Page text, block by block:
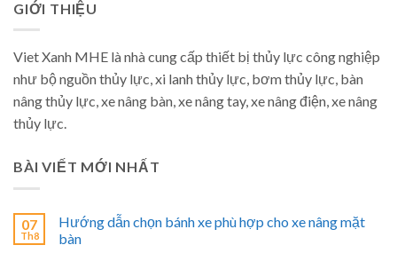
GIỚI THIỆU
Viet Xanh MHE là nhà cung cấp thiết bị thủy lực công nghiệp
như bộ nguồn thủy lực, xi lanh thủy lực, bơm thủy lực, bàn
nâng thủy lực, xe nâng bàn, xe nâng tay, xe nâng điện, xe nâng
thủy lực.
BÀI VIẾT MỚI NHẤT
07
Th8
Hướng dẫn chọn bánh xe phù hợp cho xe nâng mặt
bàn